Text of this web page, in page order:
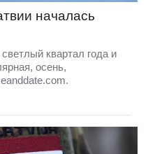
началась
квартал года и
осень,